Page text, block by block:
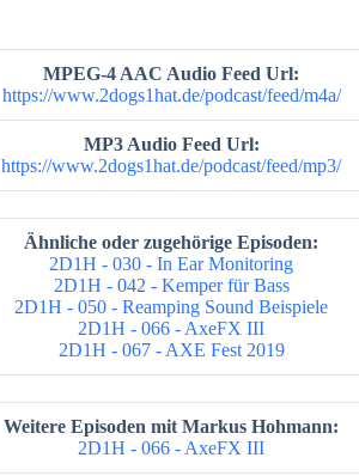
MPEG-4 AAC Audio Feed Url:
https://www.2dogs1hat.de/podcast/feed/m4a/
MP3 Audio Feed Url:
https://www.2dogs1hat.de/podcast/feed/mp3/
Ähnliche oder zugehörige Episoden:
2D1H - 030 - In Ear Monitoring
2D1H - 042 - Kemper für Bass
2D1H - 050 - Reamping Sound Beispiele
2D1H - 066 - AxeFX III
2D1H - 067 - AXE Fest 2019
Weitere Episoden mit Markus Hohmann:
2D1H - 066 - AxeFX III